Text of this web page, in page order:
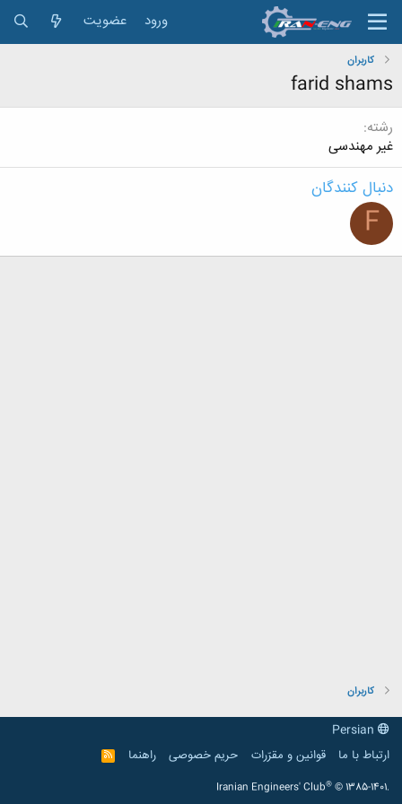
ورود عضویت
کاربران
farid shams
رشته
غیر مهندسی
دنبال کنندگان
F
کاربران
ارتباط با ما
قوانین و مقرّرات حریم خصوصی راهنما
R
S
Iranian Engineers' Club® © 1385-1401.